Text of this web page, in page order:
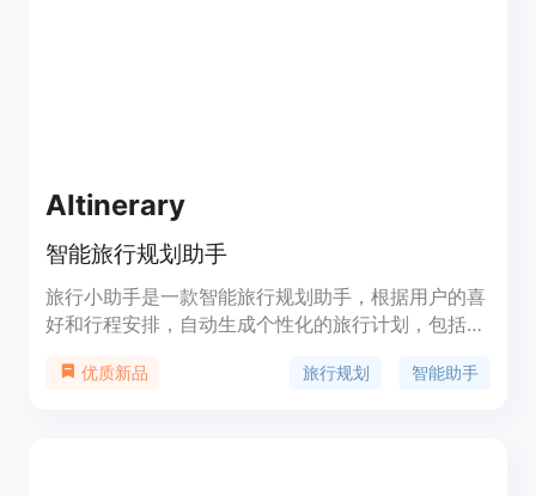
AItinerary
智能旅行规划助手
旅行小助手是一款智能旅行规划助手，根据用户的喜
好和行程安排，自动生成个性化的旅行计划，包括景
性化定制的优势。定价根据服务包选择不同而有所变
优质新品 旅行规划 智能助手